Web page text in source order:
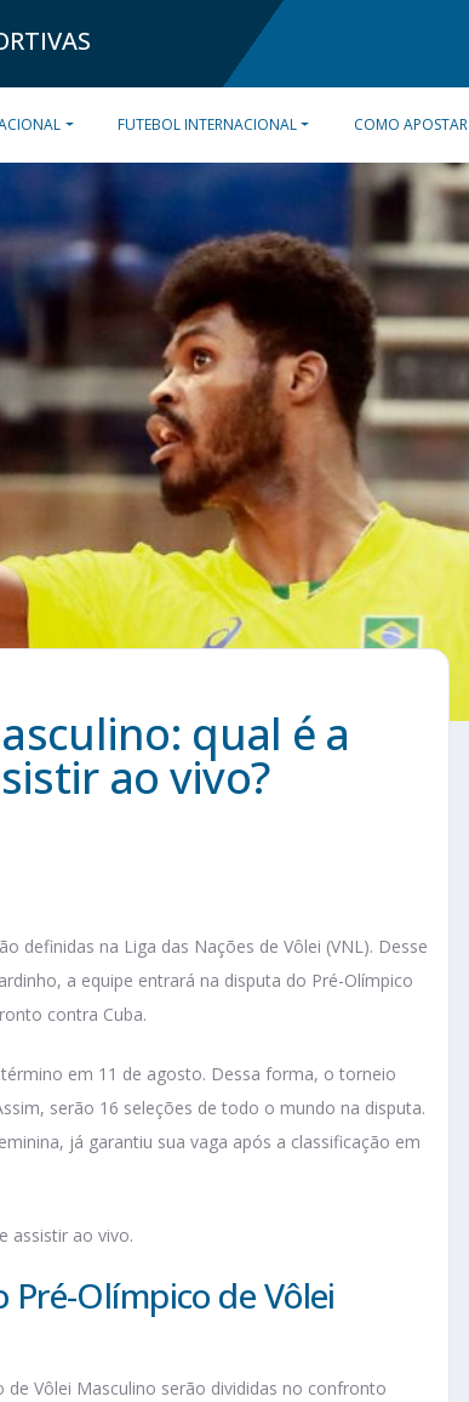
FUTEBOL INTERNACIONAL COMO APOSTAR
qual é a
ao vivo?
definidas na Liga das Nações de Vôlei (VNL). Desse
a equipe entrará na disputa do Pré-Olímpico
contra Cuba.
em 11 de agosto. Dessa forma, o torneio
serão 16 seleções de todo o mundo na disputa.
já garantiu sua vaga após a classificação em
assistir ao vivo.
Olímpico de Vôlei
Vôlei Masculino serão divididas no confronto